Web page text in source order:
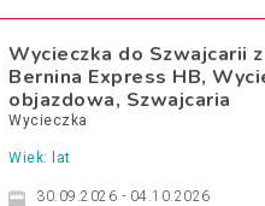
Wycieczka do Szwajcarii
Bernina Express HB,
objazdowa, Szwajcaria
Wycieczka
Wiek: lat
30.09.2026 - 04.10.2026